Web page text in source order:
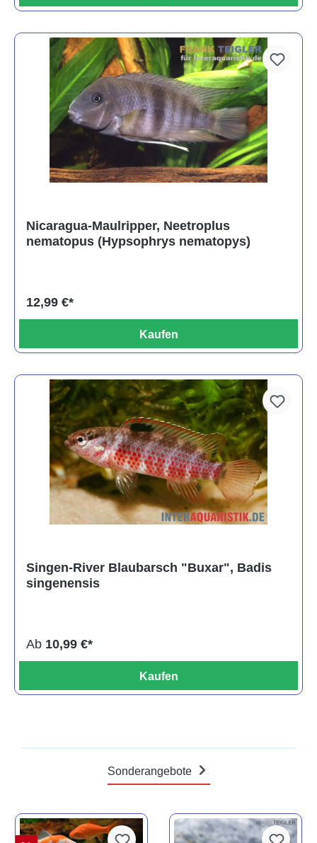
Nicaragua-Maulripper, Neetroplus
nematopus (Hypsophrys nematopys)
12,99 €*
Kaufen
Singen-River Blaubarsch "Buxar", Badis
singenensis
Ab 10,99 €*
Kaufen
Sonderangebote